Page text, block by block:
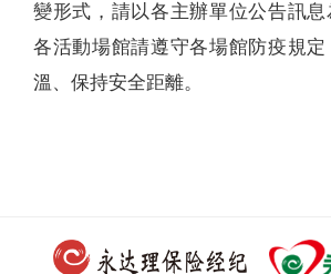
變形式，請以各主辦單位公告訊息
各活動場館請遵守各場館防疫規
溫、保持安全距離。